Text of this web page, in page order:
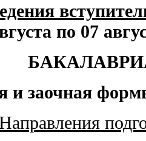
по 07
и заочная